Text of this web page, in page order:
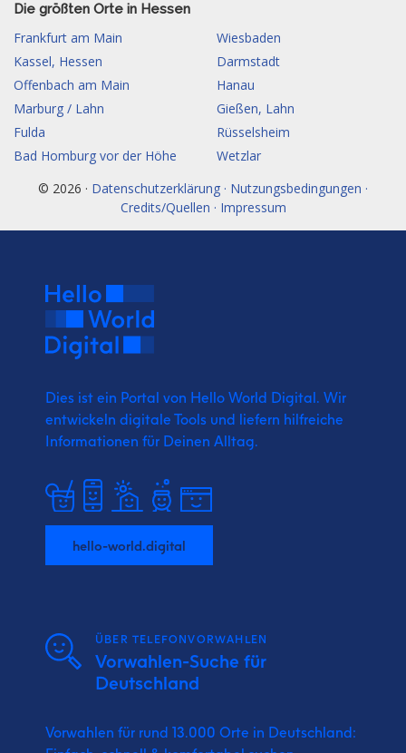
Die größten Orte in Hessen
Frankfurt am Main
Wiesbaden
Kassel, Hessen
Darmstadt
Offenbach am Main
Hanau
Marburg / Lahn
Gießen, Lahn
Fulda
Rüsselsheim
Bad Homburg vor der Höhe
Wetzlar
© 2026 · Datenschutzerklärung · Nutzungsbedingungen ·
Credits/Quellen · Impressum
Dies ist ein Portal von Hello World Digital. Wir
entwickeln digitale Tools und liefern hilfreiche
Informationen für Deinen Alltag.
hello-world.digital
ÜBER TELEFONVORWAHLEN
Vorwahlen-Suche für
Deutschland
Vorwahlen für rund 13.000 Orte in Deutschland: